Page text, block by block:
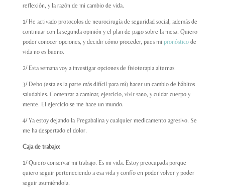
reflexión, y la razón de mi cambio de vida.
1/ He activado protocolos de neurocirugía de seguridad social, además de
continuar con la segunda opinión y el plan de pago sobre la mesa. Quiero
poder conocer opciones, y decidir cómo proceder, pues mi pronóstico de
vida no es bueno.
2/ Esta semana voy a investigar opciones de fisioterapia alternas
3/ Debo (esta es la parte más difícil para mí) hacer un cambio de hábitos
saludables. Comenzar a caminar, ejercicio, vivir sano, y cuidar cuerpo y
mente. El ejercicio se me hace un mundo.
4/ Ya estoy dejando la Pregabalina y cualquier medicamento agresivo. Se
me ha despertado el dolor.
Caja de trabajo:
1/ Quiero conservar mi trabajo. Es mi vida. Estoy preocupada porque
quiero seguir perteneciendo a esa vida y confío en poder volver y poder
seguir asumiéndola.